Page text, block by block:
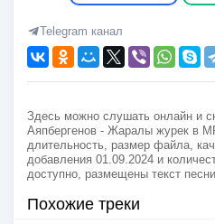
Telegram канал
Здесь можно слушать онлайн и
Аяпбергенов - Жаралы журек в
длительность, размер файла,
добавления 01.09.2024 и
доступно, размещены текст
Похожие треки